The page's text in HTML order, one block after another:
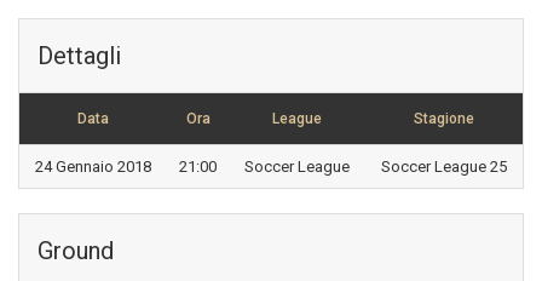
Dettagli
Data Ora League Stagione
24 Gennaio 2018 21:00 Soccer League Soccer League 25
Ground